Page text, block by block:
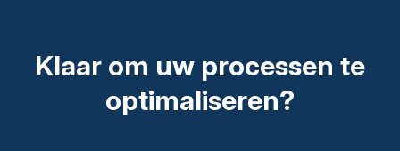
Klaar om uw processen te
optimaliseren?